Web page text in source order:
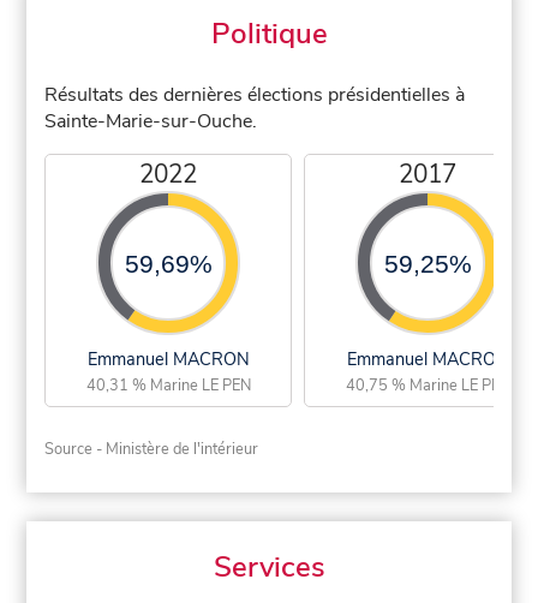
Politique
Résultats des dernières élections présidentielles à
Sainte-Marie-sur-Ouche.
2022
59,69%
Emmanuel MACRON
40,31 % Marine LE PEN
2017
59,25%
Emmanuel MACRON
40,75 % Marine LE PEN
Source - Ministère de l'intérieur
Services